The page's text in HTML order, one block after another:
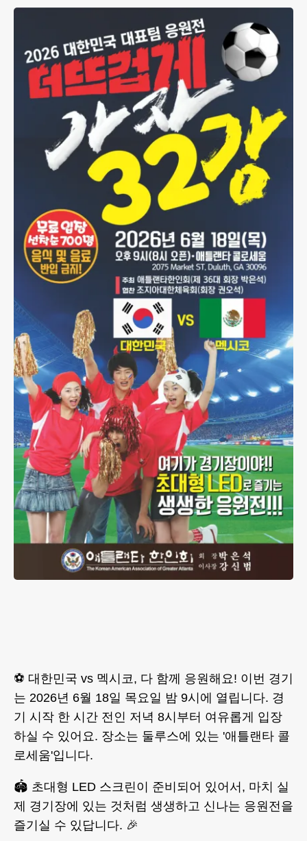
⚽️ 대한민국 vs 멕시코, 다 함께 응원해요! 이번 경기
는 2026년 6월 18일 목요일 밤 9시에 열립니다. 경
기 시작 한 시간 전인 저녁 8시부터 여유롭게 입장
하실 수 있어요. 장소는 둘루스에 있는 '애틀랜타 콜
로세움'입니다.
🏟️ 초대형 LED 스크린이 준비되어 있어서, 마치 실
제 경기장에 있는 것처럼 생생하고 신나는 응원전을
즐기실 수 있답니다. 🎉